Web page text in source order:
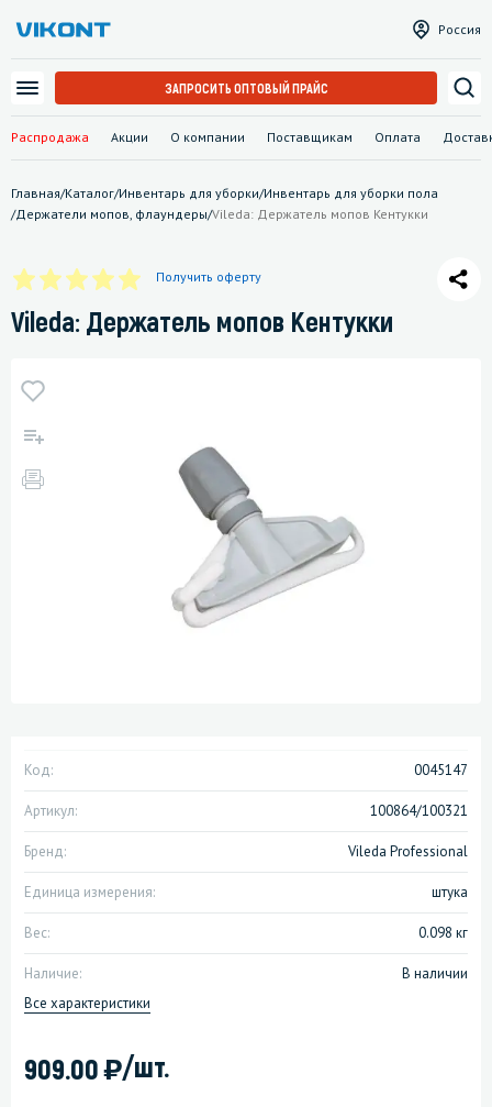
Распродажа Акции О компании Поставщикам Оплата
Россия
ЗАПРОСИТЬ ОПТОВЫЙ ПРАЙС
Главная/Каталог/Инвентарь для уборки/Инвентарь для уборки пола
/Держатели мопов, флаундеры/Vileda: Держатель мопов Кентукки
Получить оферту
Vileda: Держатель мопов Кентукки
Код: 0045147
Артикул: 100864/100321
Бренд: Vileda Professional
Единица измерения: штука
Вес: 0.098 кг
Наличие:
В наличии
Все характеристики
909.00)/шт.